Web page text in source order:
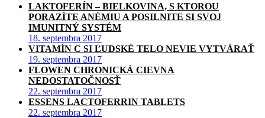
LAKTOFERÍN – BIELKOVINA, S KTOROU
PORAZÍTE ANÉMIU A POSILNITE SI SVOJ
IMUNITNÝ SYSTÉM
18. septembra 2017
VITAMÍN C SI ĽUDSKÉ TELO NEVIE VYTVÁRAŤ
19. septembra 2017
FLOWEN CHRONICKÁ CIEVNA
NEDOSTATOČNOSŤ
22. septembra 2017
ESSENS LACTOFERRIN TABLETS
22. septembra 2017